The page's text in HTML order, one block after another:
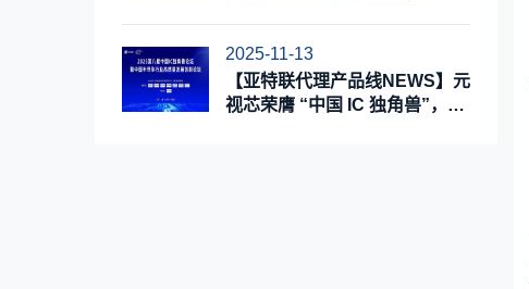
2025-11-13
【亚特联代理产品线NEWS】元
视芯荣膺 “中国 IC 独角兽”，实